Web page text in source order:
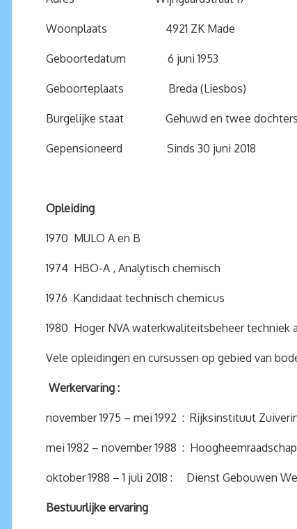
Woonplaats 4921 ZK Made
Geboortedatum 6 juni 1953
Geboorteplaats Breda (Liesbos)
Burgelijke staat Gehuwd en twee dochters
Gepensioneerd Sinds 30 juni 2018
Opleiding
1970 MULO A en B
1974 HBO-A , Analytisch chemisch
1976 Kandidaat technisch chemicus
1980 Hoger NVA waterkwaliteitsbeheer techniek
Vele opleidingen en cursussen op gebied van
Werkervaring :
november 1975 – mei 1992 : Rijksinstituut
mei 1982 – november 1988 :
oktober 1988 – 1 juli 2018 : Dienst Gebouwen
Bestuurlijke ervaring